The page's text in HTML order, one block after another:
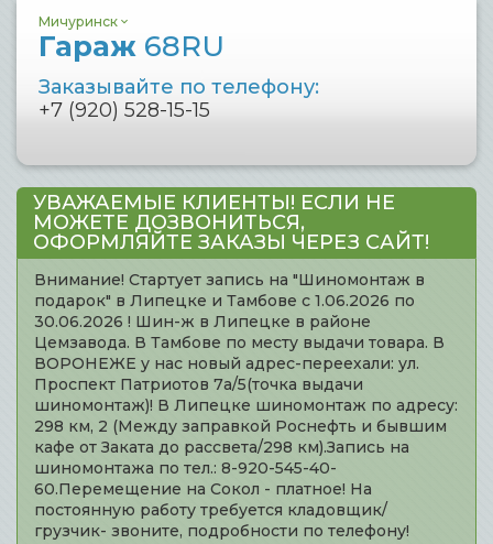
Мичуринск
Гараж 68RU
Заказывайте по телефону:
+7 (920) 528-15-15
УВАЖАЕМЫЕ КЛИЕНТЫ! ЕСЛИ НЕ
МОЖЕТЕ ДОЗВОНИТЬСЯ,
ОФОРМЛЯЙТЕ ЗАКАЗЫ ЧЕРЕЗ САЙТ!
Внимание! Стартует запись на "Шиномонтаж в
подарок" в Липецке и Тамбове с 1.06.2026 по
30.06.2026 ! Шин-ж в Липецке в районе
Цемзавода. В Тамбове по месту выдачи товара. В
ВОРОНЕЖЕ у нас новый адрес-переехали: ул.
Проспект Патриотов 7а/5(точка выдачи
шиномонтаж)! В Липецке шиномонтаж по адресу:
298 км, 2 (Между заправкой Роснефть и бывшим
кафе от Заката до рассвета/298 км).Запись на
шиномонтажа по тел.: 8-920-545-40-
60.Перемещение на Сокол - платное! На
постоянную работу требуется кладовщик/
грузчик- звоните, подробности по телефону!